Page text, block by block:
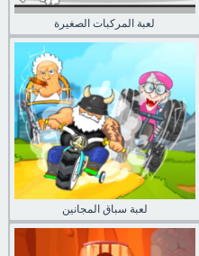
لعبة المركبات الصغيرة
لعبة سباق المجانين